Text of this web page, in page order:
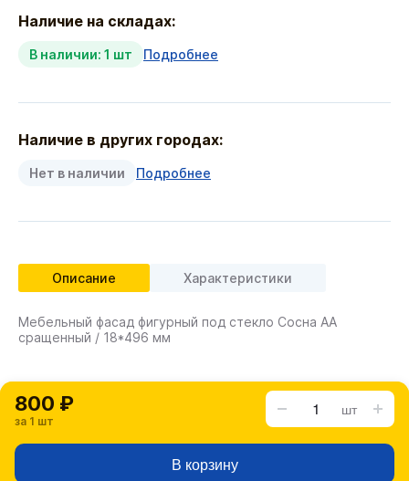
Наличие на складах:
В наличии: 1 шт Подробнее
Наличие в других городах:
Нет в наличии Подробнее
Описание Характеристики
Мебельный фасад фигурный под стекло Сосна АА
сращенный / 18*496 мм
800 ₽
за 1 шт
шт
В корзину